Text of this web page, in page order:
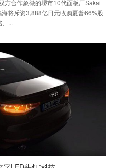
方合作象徵的堺市10代面板厂Sakai
将斥资3,888亿日元收购夏普66%股
...